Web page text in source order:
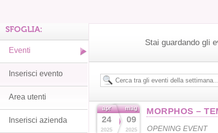
Stai guardando gli
apr
24
2025
mag
09
2025
MORPHOS –
OPENING EVENT
SFOGLIA:
Eventi
Inserisci evento
Area utenti
Inserisci azienda